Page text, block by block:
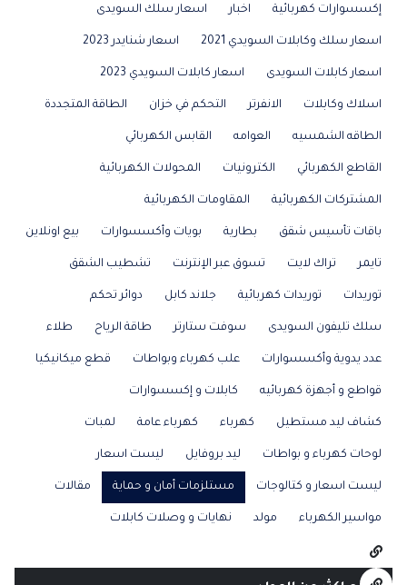
إكسسوارات كهربائية اخبار اسعار سلك السويدى
اسعار سلك وكابلات السويدي 2021 اسعار شنايدر 2023
اسعار كابلات السويدى اسعار كابلات السويدي 2023
اسلاك وكابلات الانفرتر التحكم في خزان الطاقة المتجددة
الطاقه الشمسيه العوامه القابس الكهربائي
القاطع الكهربائي الكترونيات المحولات الكهربائية
المشتركات الكهربائية المقاومات الكهربائية
باقات تأسيس شقق بطارية بويات وأكسسوارات بيع اونلاين
تايمر تراك لايت تسوق عبر الإنترنت تشطيب الشقق
توريدات توريدات كهربائية جلاند كابل دوائر تحكم
سلك تليفون السويدى سوفت ستارتر طاقة الرياح طلاء
عدد يدوية وأكسسوارات علب كهرباء وبواطات قطع ميكانيكيا
قواطع و أجهزة كهربائيه كابلات و إكسسوارات
كشاف ليد مستطيل كهرباء كهرباء عامة لمبات
لوحات كهرباء و بواطات ليد بروفايل ليست اسعار
ليست اسعار و كتالوجات مستلزمات أمان و حماية مقالات
مواسير الكهرباء مولد نهايات و وصلات كابلات